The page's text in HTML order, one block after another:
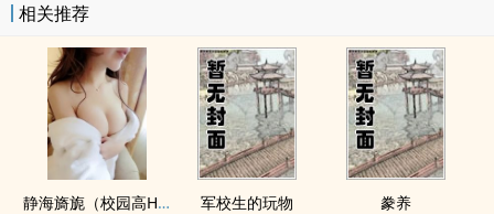
相关推荐
静海旖旎（校园高H） 军校生的玩物 豢养